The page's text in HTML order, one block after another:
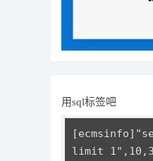
用sql标签吧
limit